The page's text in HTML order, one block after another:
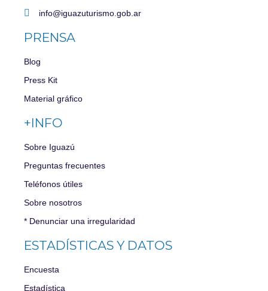
info@iguazuturismo.gob.ar
PRENSA
Blog
Press Kit
Material gráfico
+INFO
Sobre Iguazú
Preguntas frecuentes
Teléfonos útiles
Sobre nosotros
* Denunciar una irregularidad
ESTADÍSTICAS Y DATOS
Encuesta
Estadística